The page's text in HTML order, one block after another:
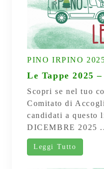
PINO IRPINO
Le Tappe 2025
Scopri se nel tuo
Comitato di
candidati a questo
DICEMBRE 2025
Leggi Tutto